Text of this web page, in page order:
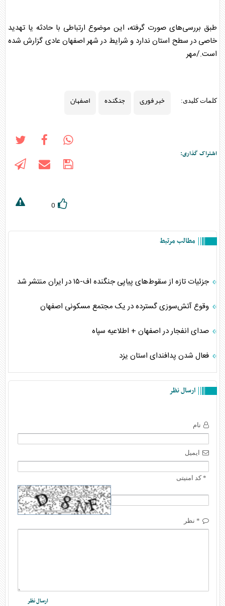
طبق بررسی‌های صورت گرفته، این موضوع ارتباطی با حادثه یا تهدید
خاصی در سطح استان ندارد و شرایط در شهراصفهانعادی گزارش شده
است./مهر
کلمات کلیدی: خبر فوری جنگنده اصفهان
اشتراک گذاری:
0
مطالب مرتبط
جزئیات تازه از سقوط‌های پیاپی جنگنده اف-۱۵ در ایران منتشر شد
وقوع آتش‌سوزی گسترده در یک مجتمع مسکونی اصفهان
صدای انفجار در اصفهان + اطلاعیه سپاه
فعال شدن پدافندای استان یزد
ارسال نظر
نام
ایمیل
* کد امنیتی
* نظر